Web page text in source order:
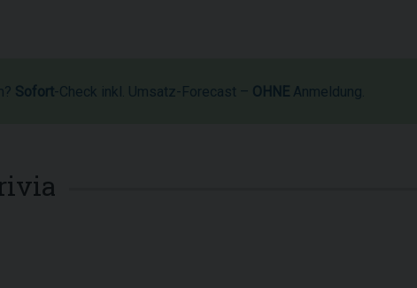
Sofort-Check inkl. Umsatz-Forecast – OHNE Anmeldung.